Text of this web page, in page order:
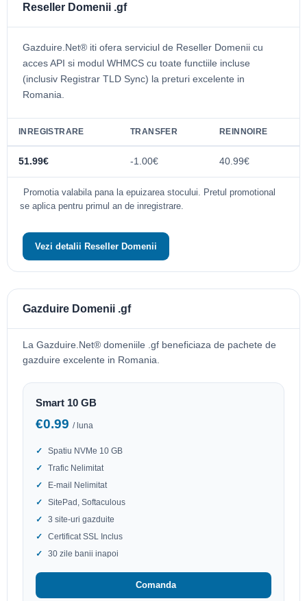
Reseller Domenii .gf
Gazduire.Net® iti ofera serviciul de Reseller Domenii cu
acces API si modul WHMCS cu toate functiile incluse
(inclusiv Registrar TLD Sync) la preturi excelente in
Romania.
INREGISTRARE TRANSFER REINNOIRE
51.99€ -1.00€ 40.99€
Promotia valabila pana la epuizarea stocului. Pretul promotional
se aplica pentru primul an de inregistrare.
Vezi detalii Reseller Domenii
Gazduire Domenii .gf
La Gazduire.Net® domeniile .gf beneficiaza de pachete de
gazduire excelente in Romania.
Smart 10 GB
€0.99 / luna
Spatiu NVMe 10 GB
Trafic Nelimitat
E-mail Nelimitat
SitePad, Softaculous
3 site-uri gazduite
Certificat SSL Inclus
30 zile banii inapoi
Comanda